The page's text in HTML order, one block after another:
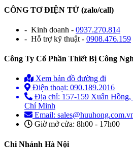
CÔNG TƠ ĐIỆN TỬ (zalo/call)
- Kinh doanh - 0937.270.814
- Hỗ trợ kỹ thuật - 0908.476.159
Công Ty Cổ Phần Thiết Bị Công
Xem bản đồ đường đi
Điện thoại: 090.189.2016
Địa chỉ: 157-159 Xuân
Chí Minh
Email:
Giờ mở cửa: 8h00 - 17h00
Chi Nhánh Hà Nội